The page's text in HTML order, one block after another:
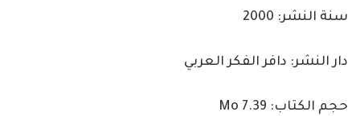
سنة النشر: 2000
دار النشر: دافر الفكر العربي
حجم الكتاب: 7.39 Mo